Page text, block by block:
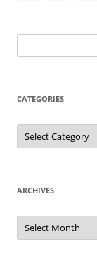
for:
CATEGORIES
Categories
ARCHIVES
Archives